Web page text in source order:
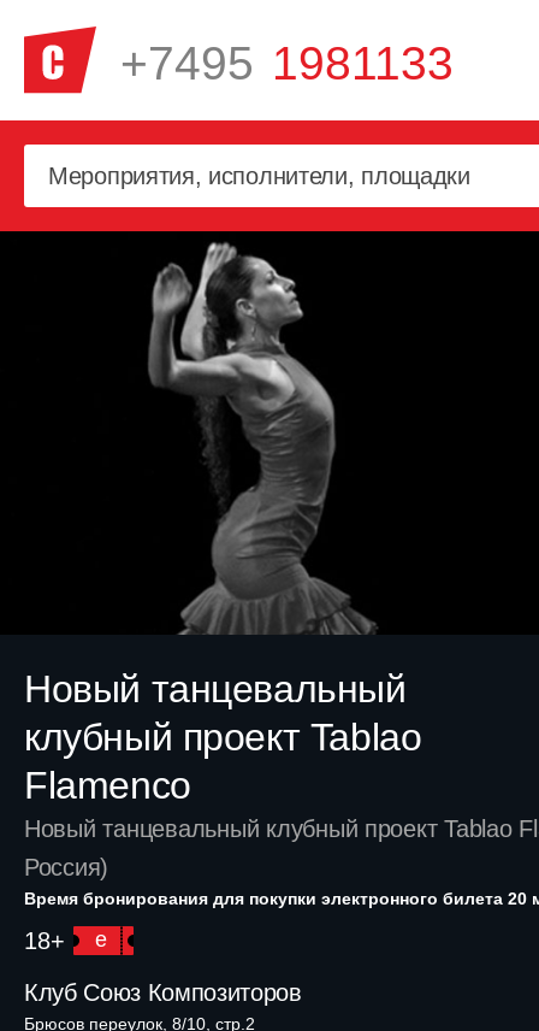
+7495 1981133
Новый танцевальный
клубный проект Tablao
Flamenсo
Новый танцевальный клубный проект Tablao
Россия)
Время бронирования для покупки электронного билета 20
18+ e
Клуб Союз Композиторов
Брюсов переулок, 8/10, стр.2